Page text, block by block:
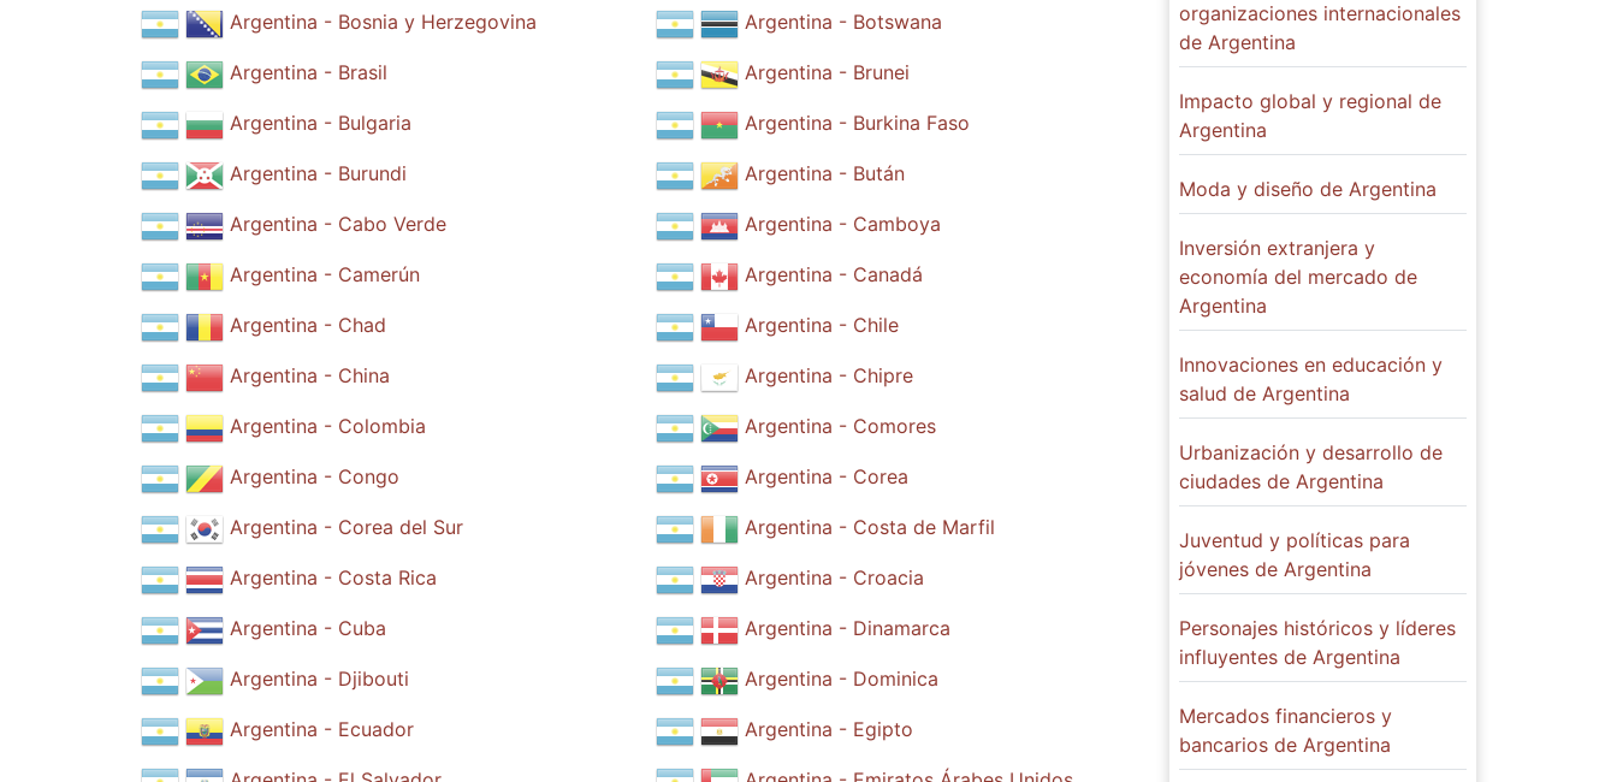
Argentina - Bosnia y Herzegovina Argentina - Botswana
Argentina - Brasil Argentina - Brunei
Argentina - Bulgaria Argentina - Burkina Faso
Argentina - Burundi Argentina - Bután
Argentina - Cabo Verde Argentina - Camboya
Argentina - Camerún Argentina - Canadá
Argentina - Chad Argentina - Chile
Argentina - China Argentina - Chipre
Argentina - Colombia Argentina - Comores
Argentina - Congo Argentina - Corea
Argentina - Corea del Sur Argentina - Costa de Marfil
Argentina - Costa Rica Argentina - Croacia
Argentina - Cuba Argentina - Dinamarca
Argentina - Djibouti Argentina - Dominica
Argentina - Ecuador Argentina - Egipto
organizaciones internacionales
de Argentina
Impacto global y regional de
Argentina
Moda y diseño de Argentina
Inversión extranjera y
economía del mercado de
Argentina
Innovaciones en educación y
salud de Argentina
Urbanización y desarrollo de
ciudades de Argentina
Juventud y políticas para
jóvenes de Argentina
Personajes históricos y líderes
influyentes de Argentina
Mercados financieros y
bancarios de Argentina